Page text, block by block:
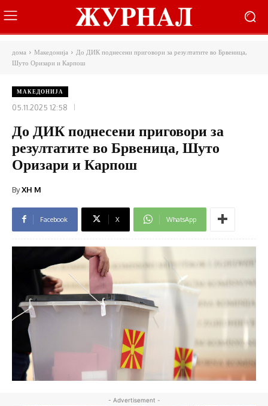
дома Македонија
До ДИК поднесени приговори за резултатите во Брвеница,
Шуто Оризари и Карпош
МАКЕДОНИЈА
05.11.2025 12:58
До ДИК поднесени приговори за
резултатите во Брвеница, Шуто
Оризари и Карпош
ByXH M
Facebook X WhatsApp
- Advertisement -